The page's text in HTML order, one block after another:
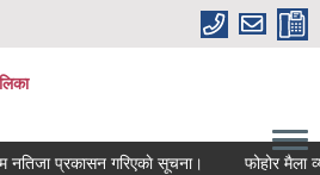
प्रकासन गरिएकाे सूचना। फोहोर मैला